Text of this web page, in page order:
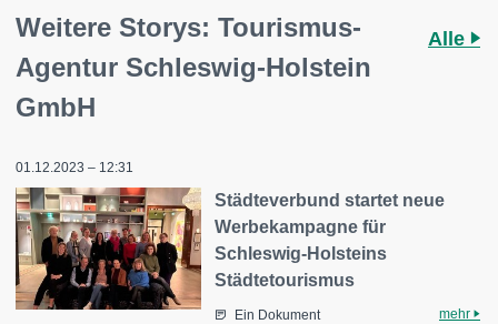
Weitere Storys: Tourismus-
Agentur Schleswig-Holstein
GmbH
Alle
01.12.2023 – 12:31
Städteverbund startet neue
Werbekampagne für
Schleswig-Holsteins
Städtetourismus
Ein Dokument mehr